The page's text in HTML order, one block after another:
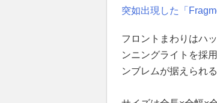
突如出現した「
フロントまわりはハ
ンニングライトを採
ンブレムが据えられる